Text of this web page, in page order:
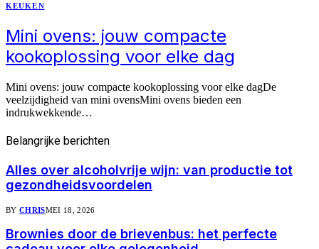
KEUKEN
Mini ovens: jouw compacte
kookoplossing voor elke dag
Mini ovens: jouw compacte kookoplossing voor elke dagDe
veelzijdigheid van mini ovensMini ovens bieden een
indrukwekkende…
Belangrijke berichten
Alles over alcoholvrije wijn: van productie tot
gezondheidsvoordelen
BY CHRISMEI 18, 2026
Brownies door de brievenbus: het perfecte